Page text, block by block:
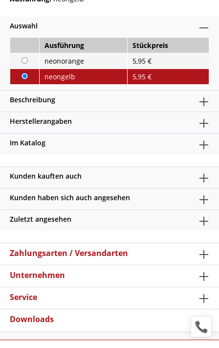
Auswahl
Ausführung
Stückpreis
neonorange
5,95 €
neongelb
5,95 €
Beschreibung
Herstellerangaben
Im Katalog
Kunden kauften auch
Kunden haben sich auch angesehen
Zuletzt angesehen
Zahlungsarten / Versandarten
Unternehmen
Service
Downloads